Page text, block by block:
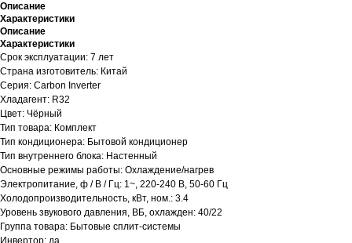
Описание
Характеристики
Описание
Характеристики
Срок эксплуатации: 7 лет
Страна изготовитель: Китай
Серия: Carbon Inverter
Хладагент: R32
Цвет: Чёрный
Тип товара: Комплект
Тип кондиционера: Бытовой кондиционер
Тип внутреннего блока: Настенный
Основные режимы работы: Охлаждение/нагрев
Электропитание, ф / В / Гц: 1~, 220-240 В, 50-60 Гц
Холодопроизводительность, кВт, ном.: 3.4
Уровень звукового давления, ВБ, охлажден: 40/22
Группа товара: Бытовые сплит-системы
Инвертор: да